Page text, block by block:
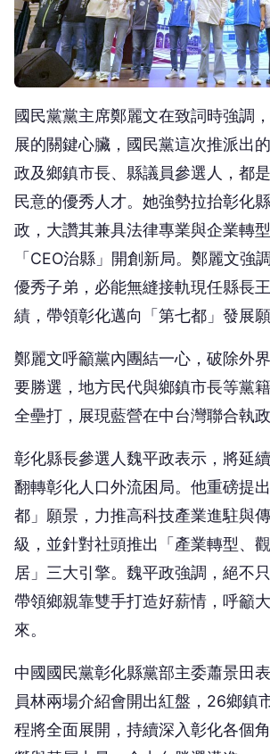
國民黨黨主席鄭麗文在致詞時強調
展的關鍵心臟，國民黨這次推派出
政及鄉鎮市長、縣議員參選人，都
民意的優秀人才。她強勢拉抬彰化
政，大讚其兼具法律專業與企業轉
「CEO治縣」開創新局。鄭麗文強
優秀子弟，必能無縫接軌現任縣長
績，帶領彰化邁向「第七都」發展願
鄭麗文呼籲黨內團結一心，破除外
要勝選，地方民代與鄉鎮市長等黨
全壘打，展現藍營在中台灣聯合執政
彰化縣長參選人魏平政表示，將延
翻轉彰化人口外流困局。他重磅提
都」願景，力推高科技產業進駐與
級，並針對社頭推出「產業轉型、
居」三大引擎。魏平政強調，絕不
帶領鄉親靠雙手打造好薪情，呼籲
來。
中國國民黨彰化縣黨部主委蕭景田
員林兩場介紹會開出紅盤，26鄉鎮
程將全面展開，持續深入彰化各個